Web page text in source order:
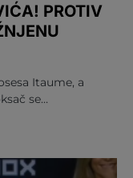
PROTIV
Itaume, a
se…